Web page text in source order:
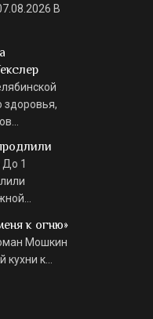
В
здоровья,
До 1
к огню»
Мошкин
кухни к…